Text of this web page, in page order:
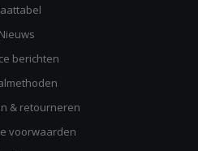
Nieuws
berichten
& retourneren
voorwaarden